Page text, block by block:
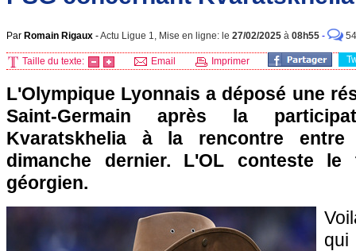
Par Romain Rigaux -Actu Ligue 1, Mise en ligne: le 27/02/2025 à 08h55 - 54
Taille du texte: Email Imprimer
L'Olympique Lyonnais a déposé une
Saint-Germain après la
Kvaratskhelia à la rencontre
dimanche dernier. L'OL conteste
géorgien.